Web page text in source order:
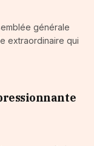
générale
extraordinaire qui